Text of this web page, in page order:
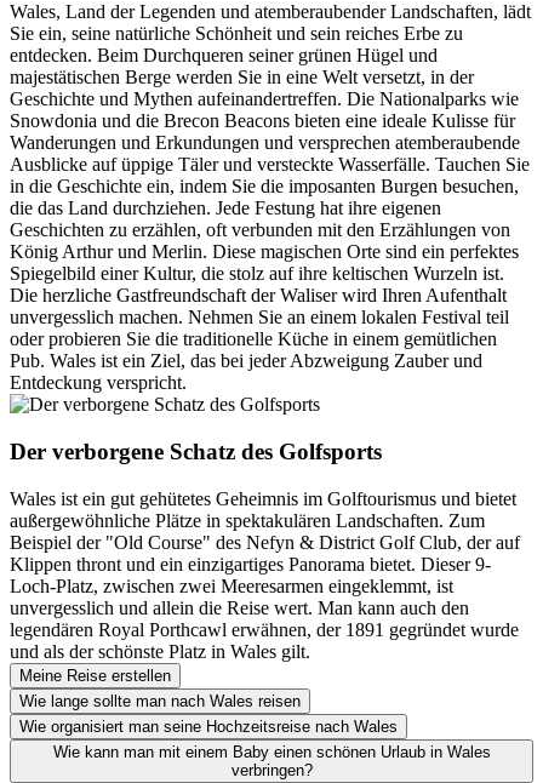
Wales, Land der Legenden und atemberaubender Landschaften, lädt
Sie ein, seine natürliche Schönheit und sein reiches Erbe zu
entdecken. Beim Durchqueren seiner grünen Hügel und
majestätischen Berge werden Sie in eine Welt versetzt, in der
Geschichte und Mythen aufeinandertreffen. Die Nationalparks wie
Snowdonia und die Brecon Beacons bieten eine ideale Kulisse für
Wanderungen und Erkundungen und versprechen atemberaubende
Ausblicke auf üppige Täler und versteckte Wasserfälle. Tauchen Sie
in die Geschichte ein, indem Sie die imposanten Burgen besuchen,
die das Land durchziehen. Jede Festung hat ihre eigenen
Geschichten zu erzählen, oft verbunden mit den Erzählungen von
König Arthur und Merlin. Diese magischen Orte sind ein perfektes
Spiegelbild einer Kultur, die stolz auf ihre keltischen Wurzeln ist.
Die herzliche Gastfreundschaft der Waliser wird Ihren Aufenthalt
unvergesslich machen. Nehmen Sie an einem lokalen Festival teil
oder probieren Sie die traditionelle Küche in einem gemütlichen
Pub. Wales ist ein Ziel, das bei jeder Abzweigung Zauber und
Entdeckung verspricht.
Der verborgene Schatz des Golfsports
Wales ist ein gut gehütetes Geheimnis im Golftourismus und bietet
außergewöhnliche Plätze in spektakulären Landschaften. Zum
Beispiel der "Old Course" des Nefyn & District Golf Club, der auf
Klippen thront und ein einzigartiges Panorama bietet. Dieser 9-
Loch-Platz, zwischen zwei Meeresarmen eingeklemmt, ist
unvergesslich und allein die Reise wert. Man kann auch den
legendären Royal Porthcawl erwähnen, der 1891 gegründet wurde
und als der schönste Platz in Wales gilt.
Meine Reise erstellen
Wie lange sollte man nach Wales reisen
Wie organisiert man seine Hochzeitsreise nach Wales
Wie kann man mit einem Baby einen schönen Urlaub in Wales
verbringen?